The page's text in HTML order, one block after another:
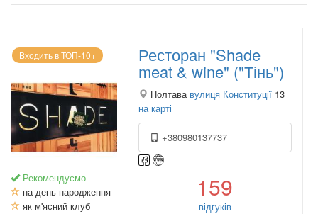
Входить в ТОП-10+
Рекомендуємо
на день народження
як м'ясний клуб
Ресторан "Shade
meat & wine" ("Тінь")
Полтава вулиця Конституції 13
на карті
+380980137737
159
відгуків